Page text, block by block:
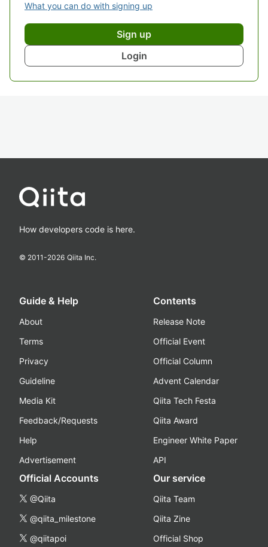
What you can do with signing up
Sign up
Login
How developers code is here.
© 2011-2026 Qiita Inc.
Guide & Help
About
Terms
Privacy
Guideline
Media Kit
Feedback/Requests
Help
Advertisement
Contents
Release Note
Official Event
Official Column
Advent Calendar
Qiita Tech Festa
Qiita Award
Engineer White Paper
API
Official Accounts
@Qiita
@qiita_milestone
@qiitapoi
Our service
Qiita Team
Qiita Zine
Official Shop